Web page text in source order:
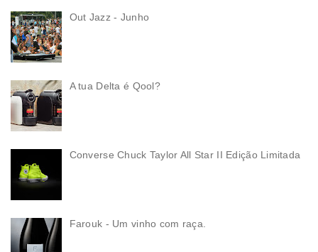
Out Jazz - Junho
A tua Delta é Qool?
Converse Chuck Taylor All Star II Edição Limitada
Farouk - Um vinho com raça.